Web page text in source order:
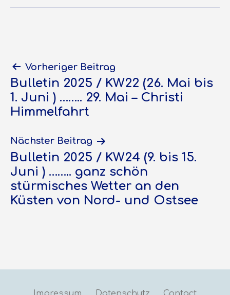
Beitragsnavigation
Vorheriger Beitrag
Bulletin 2025 / KW22 (26. Mai bis
1. Juni ) …….. 29. Mai – Christi
Himmelfahrt
Nächster Beitrag
Bulletin 2025 / KW24 (9. bis 15.
Juni ) …….. ganz schön
stürmisches Wetter an den
Küsten von Nord- und Ostsee